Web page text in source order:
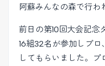
阿蘇みんなの森で行わ
前日の第10回大会記念
16組32名が参加しプ
してもらいました。プ